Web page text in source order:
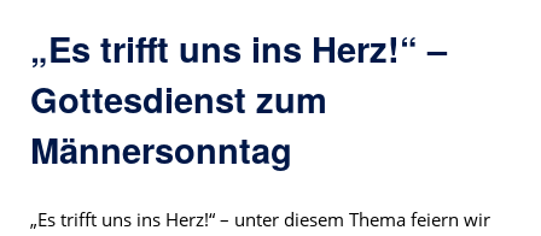
„Es trifft uns ins Herz!“ –
Gottesdienst zum
Männersonntag
„Es trifft uns ins Herz!“ – unter diesem Thema feiern wir